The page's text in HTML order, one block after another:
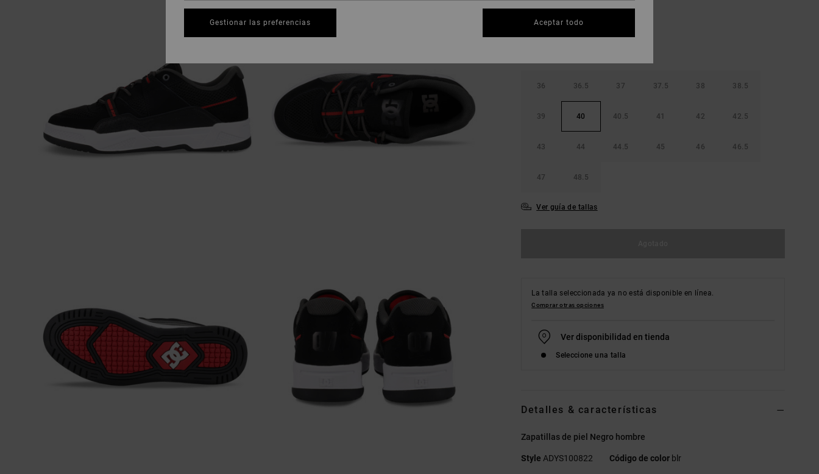
36 36.5 37 37.5 38 38.5
39 40 40.5 41 42 42.5
43 44 44.5 45 46 46.5
47 48.5
Ver guía de tallas
La talla seleccionada ya no está disponible en línea.
Comprar otras opciones
Ver disponibilidad en tienda
Seleccione una talla
Detalles & características
Zapatillas de piel Negro hombre
Style ADYS100822 Código de color blr
Gestionar las preferencias Aceptar todo